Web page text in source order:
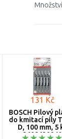
131 Kč
BOSCH Pilový
do kmitací pily
D, 100 mm, 5
2608630040